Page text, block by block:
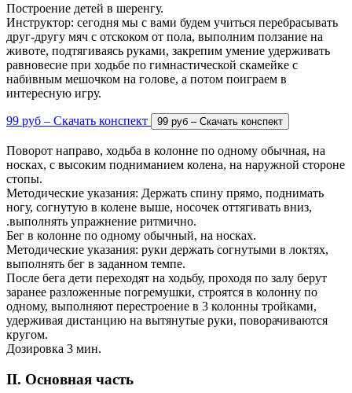
Построение детей в шеренгу.
Инструктор: сегодня мы с вами будем учиться перебрасывать
друг-другу мяч с отскоком от пола, выполним ползание на
животе, подтягиваясь руками, закрепим умение удерживать
равновесие при ходьбе по гимнастической скамейке с
набивным мешочком на голове, а потом поиграем в
интересную игру.
99 руб – Скачать конспект
Поворот направо, ходьба в колонне по одному обычная, на
носках, с высоким подниманием колена, на наружной стороне
стопы.
Методические указания: Держать спину прямо, поднимать
ногу, согнутую в колене выше, носочек оттягивать вниз,
.выполнять упражнение ритмично.
Бег в колонне по одному обычный, на носках.
Методические указания: руки держать согнутыми в локтях,
выполнять бег в заданном темпе.
После бега дети переходят на ходьбу, проходя по залу берут
заранее разложенные погремушки, строятся в колонну по
одному, выполняют перестроение в 3 колонны тройками,
удерживая дистанцию на вытянутые руки, поворачиваются
кругом.
Дозировка 3 мин.
II. Основная часть